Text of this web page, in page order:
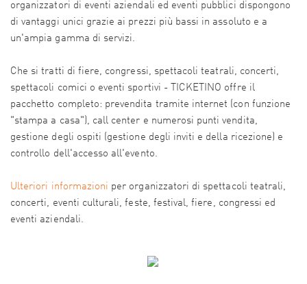
organizzatori di eventi aziendali ed eventi pubblici dispongono
di vantaggi unici grazie ai prezzi più bassi in assoluto e a
un'ampia gamma di servizi.
Che si tratti di fiere, congressi, spettacoli teatrali, concerti,
spettacoli comici o eventi sportivi - TICKETINO offre il
pacchetto completo: prevendita tramite internet (con funzione
"stampa a casa"), call center e numerosi punti vendita,
gestione degli ospiti (gestione degli inviti e della ricezione) e
controllo dell'accesso all'evento.
Ulteriori informazioni per organizzatori di spettacoli teatrali,
concerti, eventi culturali, feste, festival, fiere, congressi ed
eventi aziendali.